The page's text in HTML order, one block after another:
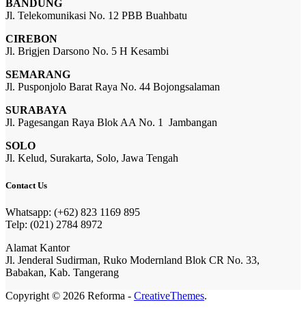
BANDUNG
Jl. Telekomunikasi No. 12 PBB Buahbatu
CIREBON
Jl. Brigjen Darsono No. 5 H Kesambi
SEMARANG
Jl. Pusponjolo Barat Raya No. 44 Bojongsalaman
SURABAYA
Jl. Pagesangan Raya Blok AA No. 1 Jambangan
SOLO
Jl. Kelud, Surakarta, Solo, Jawa Tengah
Contact Us
Whatsapp: (+62) 823 1169 895
Telp: (021) 2784 8972
Alamat Kantor
Jl. Jenderal Sudirman, Ruko Modernland Blok CR No. 33,
Babakan, Kab. Tangerang
Copyright © 2026 Reforma - CreativeThemes.